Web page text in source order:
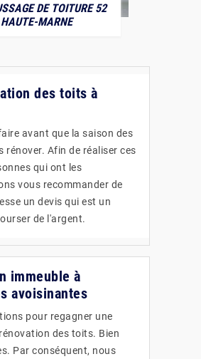
DE TOITURE 52
HAUTE-MARNE
des toits à
avant que la saison des
rénover. Afin de réaliser ces
qui ont les
vous recommander de
un devis qui est un
de l'argent.
immeuble à
avoisinantes
pour regagner une
des toits. Bien
Par conséquent, nous